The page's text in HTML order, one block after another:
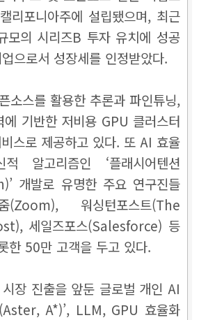
리포니아주에 설립됐으며, 최근
모의 시리즈B 투자 유치에 성공
으로서 성장세를 인정받았다.
소스를 활용한 추론과 파인튜닝,
에 기반한 저비용 GPU 클러스터
스로 제공하고 있다. 또 AI 효율
알고리즘인 ‘플래시어텐션
개발로 유명한 주요 연구진들
워싱턴포스트(The
세일즈포스(Salesforce) 등
한 50만 고객을 두고 있다.
장 진출을 앞둔 글로벌 개인 AI
(Aster, A*)’, LLM, GPU 효율화